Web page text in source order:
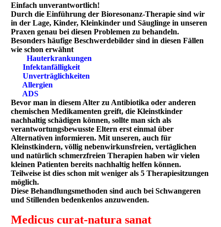
Einfach unverantwortlich!
Durch die Einführung der Bioresonanz-Therapie sind wir
in der Lage, Kinder, Kleinkinder und Säuglinge in unseren
Praxen genau bei diesen Problemen zu behandeln.
Besonders häufige Beschwerdebilder sind in diesen Fällen
wie schon erwähnt
Hauterkrankungen
Infektanfälligkeit
Unverträglichkeiten
Allergien
ADS
Bevor man in diesem Alter zu Antibiotika oder anderen
chemischen Medikamenten greift, die Kleinstkinder
nachhaltig schädigen können, sollte man sich als
verantwortungsbewusste Eltern erst einmal über
Alternativen informieren. Mit unseren, auch für
Kleinstkindern, völlig nebenwirkunsfreien, vertäglichen
und natürlich schmerzfreien Therapien haben wir vielen
kleinen Patienten bereits nachhaltig helfen können.
Teilweise ist dies schon mit weniger als 5 Therapiesitzungen
möglich.
Diese Behandlungsmethoden sind auch bei Schwangeren
und Stillenden bedenkenlos anzuwenden.
Medicus curat-natura sanat